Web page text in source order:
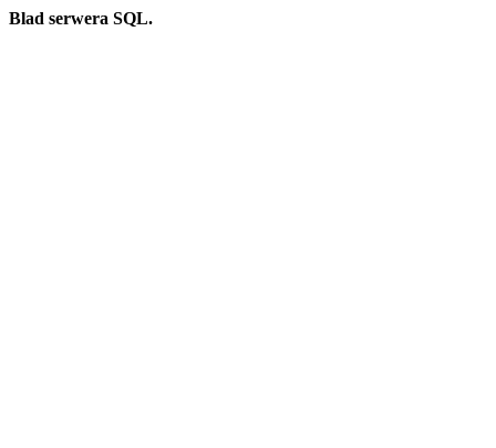
Blad serwera SQL.